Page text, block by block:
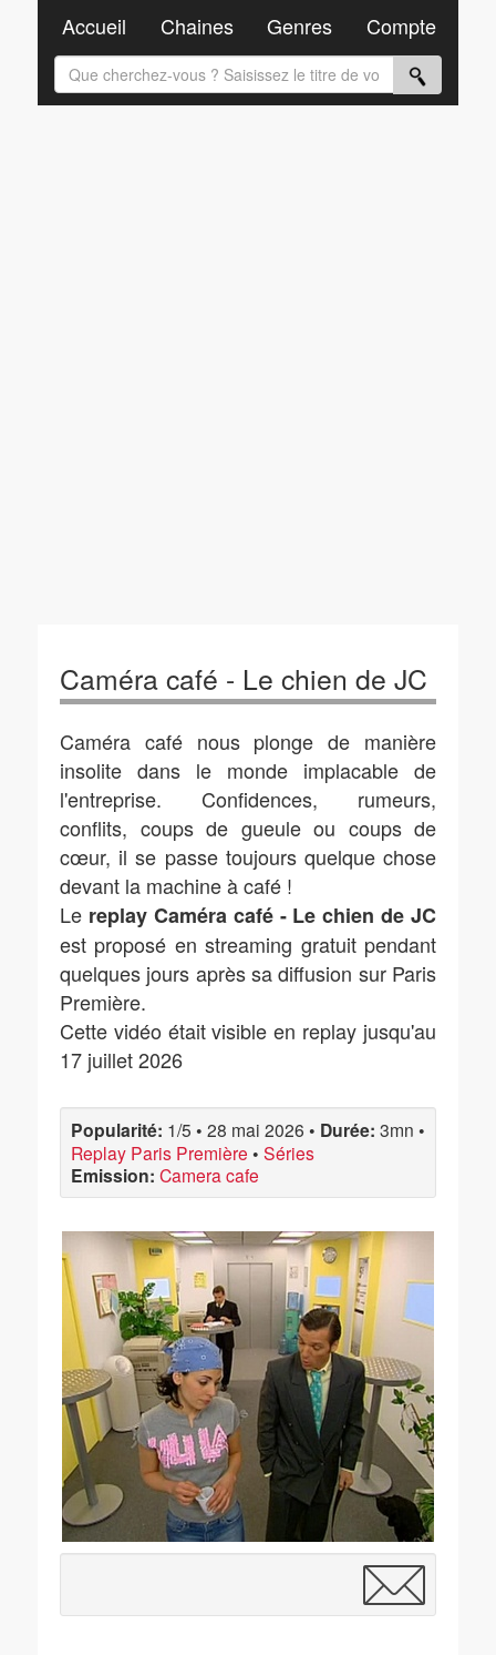
Caméra café - Le chien de JC
Caméra café nous plonge de manière
insolite dans le monde implacable de
l'entreprise. Confidences, rumeurs,
conflits, coups de gueule ou coups de
cœur, il se passe toujours quelque chose
devant la machine à café !
Le replay Caméra café - Le chien de JC
est proposé en streaming gratuit pendant
quelques jours après sa diffusion sur Paris
Première.
Cette vidéo était visible en replay jusqu'au
17 juillet 2026
Popularité: 1/5 • 28 mai 2026 • Durée: 3mn •
Replay Paris Première • Séries
Emission: Camera cafe
Accueil Chaines Genres Compte